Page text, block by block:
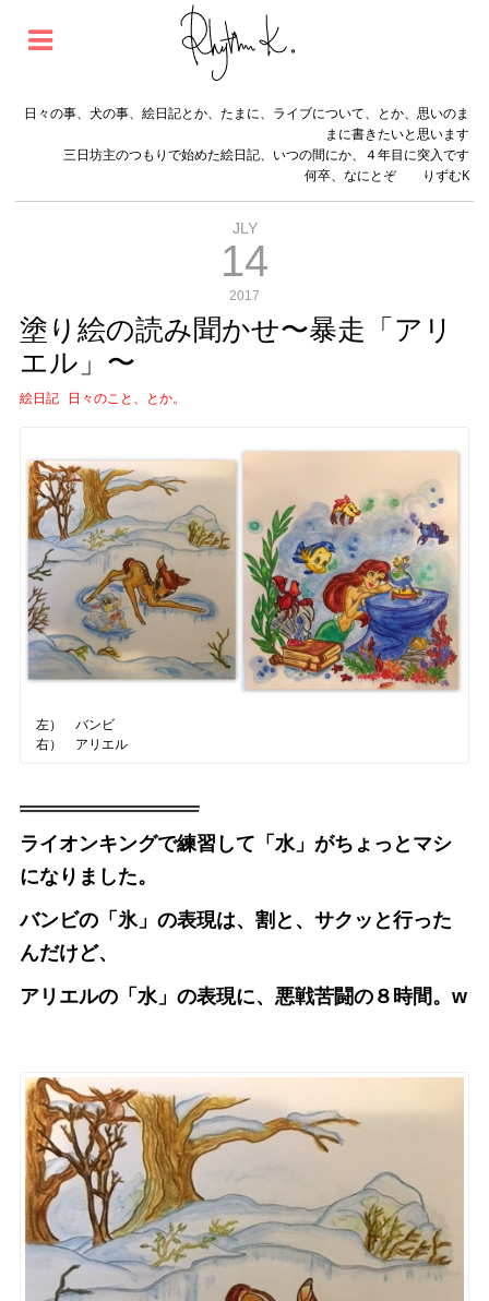
日々の事、犬の事、絵日記とか、たまに、ライブについて、とか、思いのま
まに書きたいと思います
三日坊主のつもりで始めた絵日記、いつの間にか、４年目に突入です
何卒、なにとぞ りずむK
JLY
14
2017
塗り絵の読み聞かせ〜暴走「アリ
エル」〜
絵日記 日々のこと、とか。
左） バンビ
右） アリエル
ライオンキングで練習して「水」がちょっとマシ
になりました。
バンビの「氷」の表現は、割と、サクッと行った
んだけど、
アリエルの「水」の表現に、悪戦苦闘の８時間。w